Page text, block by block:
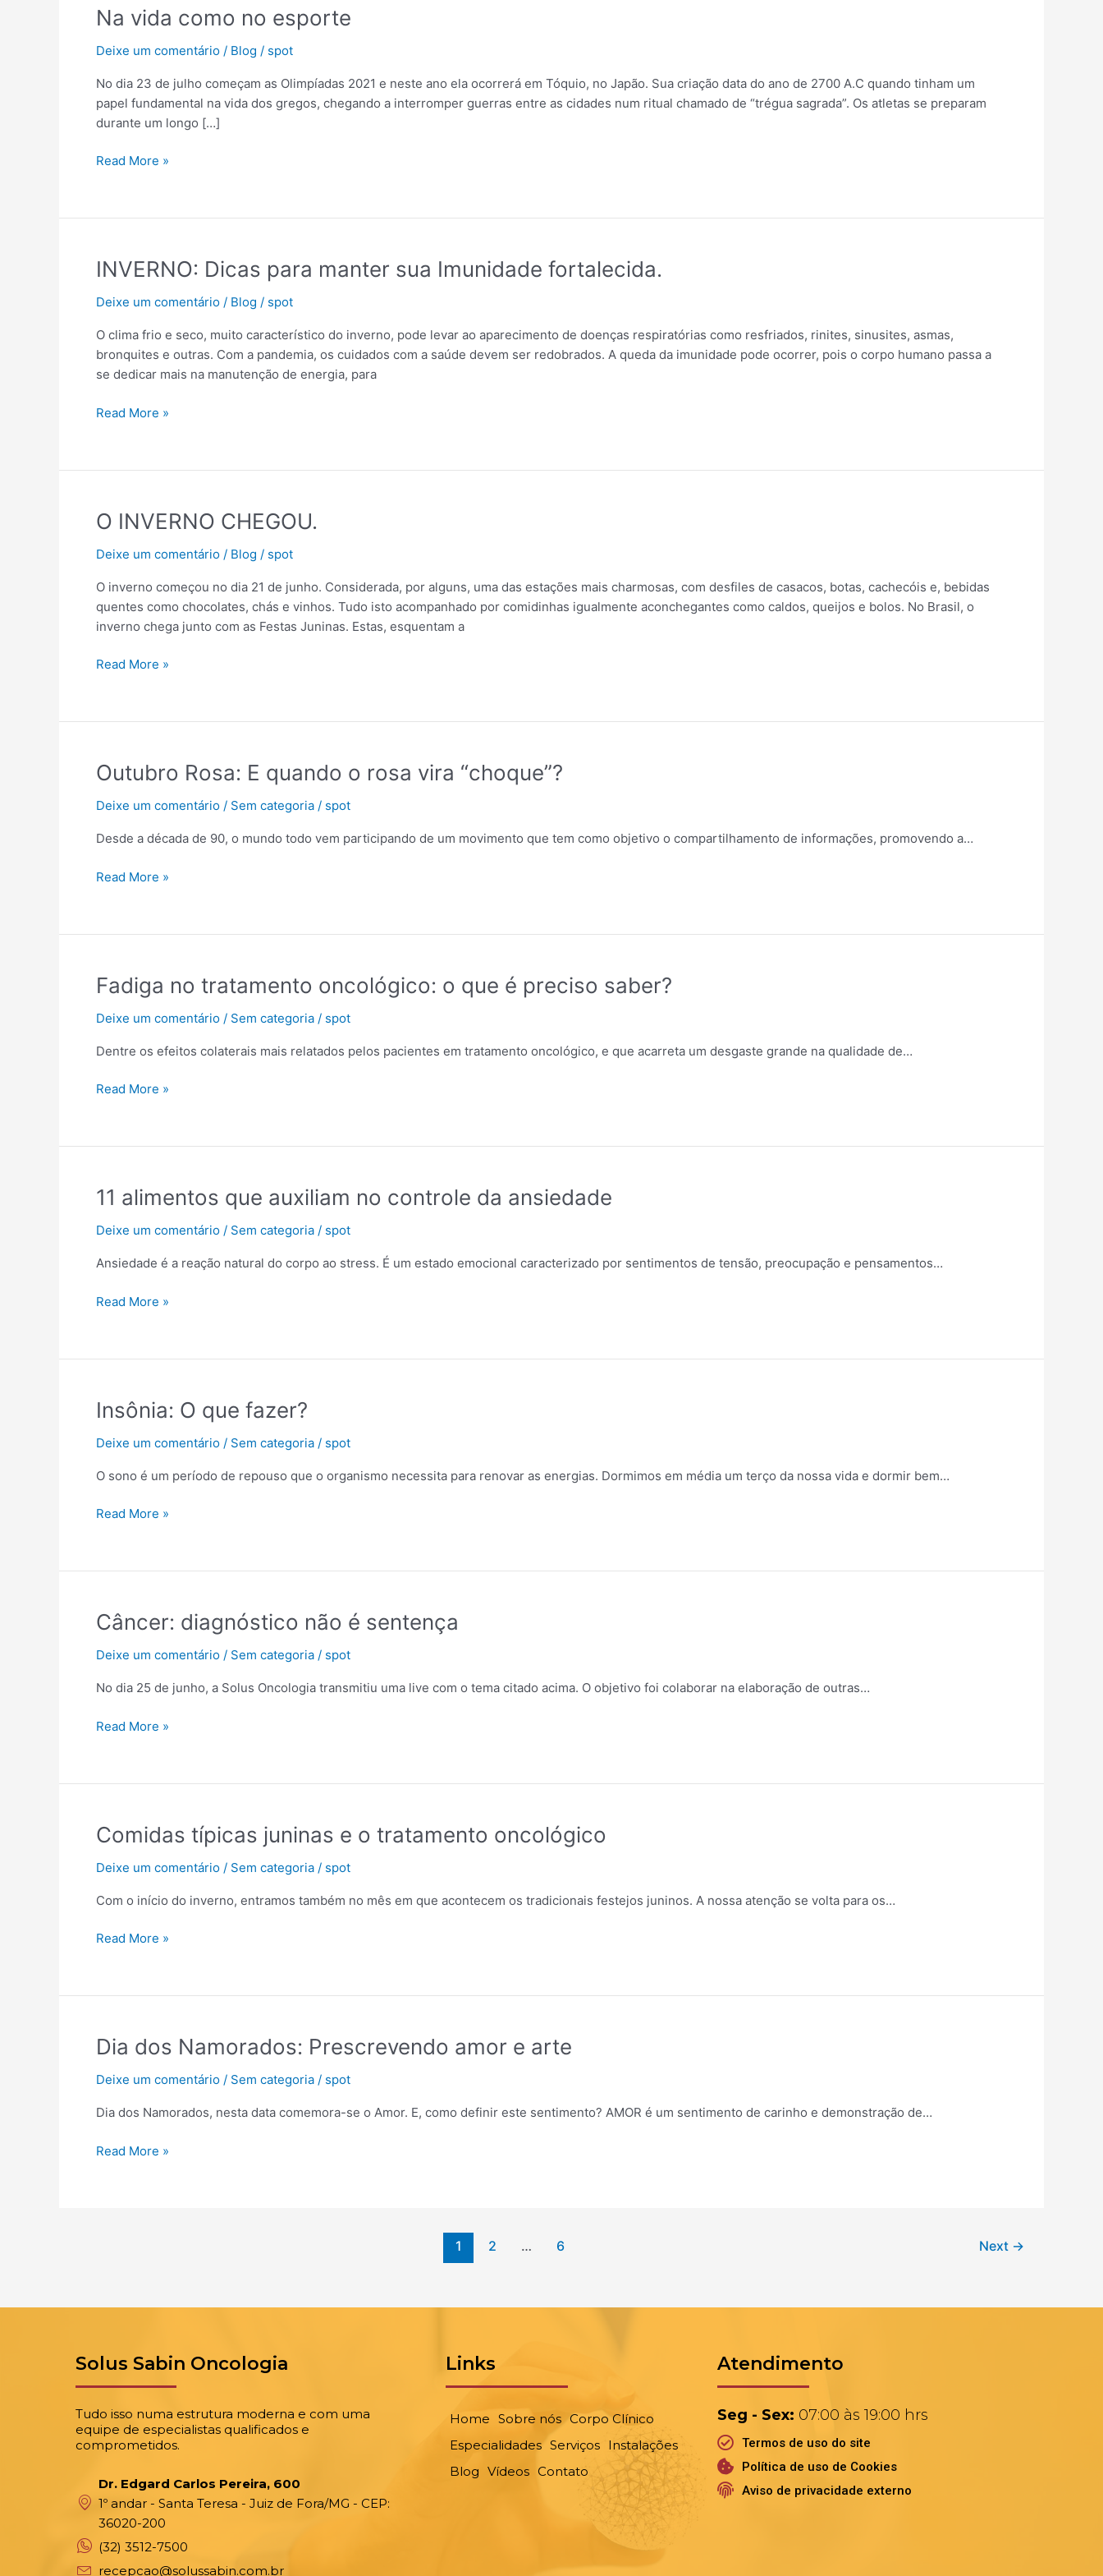
Na vida como no esporte
Deixe um comentário / Blog / spot
No dia 23 de julho começam as Olimpíadas 2021 e neste ano ela ocorrerá em Tóquio, no Japão. Sua criação data do ano de 2700 A.C quando tinham um
papel fundamental na vida dos gregos, chegando a interromper guerras entre as cidades num ritual chamado de “trégua sagrada”. Os atletas se preparam
durante um longo […]
Na
como
esporte
Read More »
INVERNO: Dicas para manter sua Imunidade fortalecida.
Deixe um comentário / Blog / spot
O clima frio e seco, muito característico do inverno, pode levar ao aparecimento de doenças respiratórias como resfriados, rinites, sinusites, asmas,
bronquites e outras. Com a pandemia, os cuidados com a saúde devem ser redobrados. A queda da imunidade pode ocorrer, pois o corpo humano passa a
se dedicar mais na manutenção de energia, para
INVERNO:
para
sua
Imunidade
fortalecida.
Read More »
O INVERNO CHEGOU.
Deixe um comentário / Blog / spot
O inverno começou no dia 21 de junho. Considerada, por alguns, uma das estações mais charmosas, com desfiles de casacos, botas, cachecóis e, bebidas
quentes como chocolates, chás e vinhos. Tudo isto acompanhado por comidinhas igualmente aconchegantes como caldos, queijos e bolos. No Brasil, o
inverno chega junto com as Festas Juninas. Estas, esquentam a
O
CHEGOU.
Read More »
Outubro Rosa: E quando o rosa vira “choque”?
Deixe um comentário / Sem categoria / spot
Desde a década de 90, o mundo todo vem participando de um movimento que tem como objetivo o compartilhamento de informações, promovendo a…
Outubro
E
o
vira
Read More »
Fadiga no tratamento oncológico: o que é preciso saber?
Deixe um comentário / Sem categoria / spot
Dentre os efeitos colaterais mais relatados pelos pacientes em tratamento oncológico, e que acarreta um desgaste grande na qualidade de…
Fadiga
tratamento
o
é
Read More »
11 alimentos que auxiliam no controle da ansiedade
Deixe um comentário / Sem categoria / spot
Ansiedade é a reação natural do corpo ao stress. É um estado emocional caracterizado por sentimentos de tensão, preocupação e pensamentos…
11
que
no
da
Read More »
Insônia: O que fazer?
Deixe um comentário / Sem categoria / spot
O sono é um período de repouso que o organismo necessita para renovar as energias. Dormimos em média um terço da nossa vida e dormir bem…
Insônia:
que
Read More »
Câncer: diagnóstico não é sentença
Deixe um comentário / Sem categoria / spot
No dia 25 de junho, a Solus Oncologia transmitiu uma live com o tema citado acima. O objetivo foi colaborar na elaboração de outras…
Câncer:
não
sentença
Read More »
Comidas típicas juninas e o tratamento oncológico
Deixe um comentário / Sem categoria / spot
Com o início do inverno, entramos também no mês em que acontecem os tradicionais festejos juninos. A nossa atenção se volta para os…
Comidas
juninas
o
oncológico
Read More »
Dia dos Namorados: Prescrevendo amor e arte
Deixe um comentário / Sem categoria / spot
Dia dos Namorados, nesta data comemora-se o Amor. E, como definir este sentimento? AMOR é um sentimento de carinho e demonstração de…
Dia
Namorados:
amor
arte
Read More »
1 2 … 6 Next →
Solus Sabin Oncologia
Tudo isso numa estrutura moderna e com uma
equipe de especialistas qualificados e
comprometidos.
Dr. Edgard Carlos Pereira, 600
1º andar - Santa Teresa - Juiz de Fora/MG - CEP:
36020-200
(32) 3512-7500
recepcao@solussabin.com.br
Links
Home Sobre nós Corpo Clínico
Especialidades Serviços Instalações
Blog Vídeos Contato
Atendimento
Seg - Sex: 07:00 às 19:00 hrs
Termos de uso do site
Política de uso de Cookies
Aviso de privacidade externo